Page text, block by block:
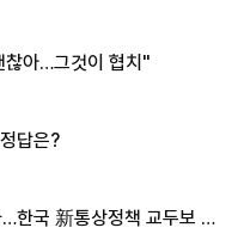
아…그것이 협치"
답은?
한국 新통상정책 교두보 활